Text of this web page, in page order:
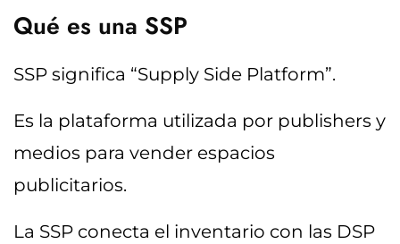
Qué es una SSP
SSP significa “Supply Side Platform”.
Es la plataforma utilizada por publishers y
medios para vender espacios
publicitarios.
La SSP conecta el inventario con las DSP